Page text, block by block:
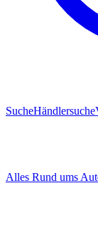
SucheHändlersuche
Alles Rund ums